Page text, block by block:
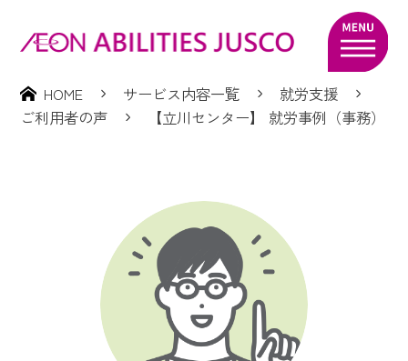
HOME サービス内容一覧
就労支援
ご利用者の声
【立川センター】 就労事例（事務）